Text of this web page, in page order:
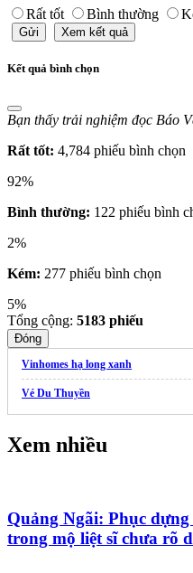
Rất tốt Bình thường
Gửi Xem kết quả
Kết quả bình chọn
Bạn thấy trải nghiệm đọc Báo
Rất tốt: 4,784 phiếu bình chọn
92%
Bình thường: 122 phiếu bình
2%
Kém: 277 phiếu bình chọn
5%
Tổng cộng: 5183 phiếu
Đóng
Vinhomes hạ long xanh
Vé Du Thuyền
Xem nhiều
Quảng Ngãi: Phục
trong mộ liệt sĩ chưa rõ